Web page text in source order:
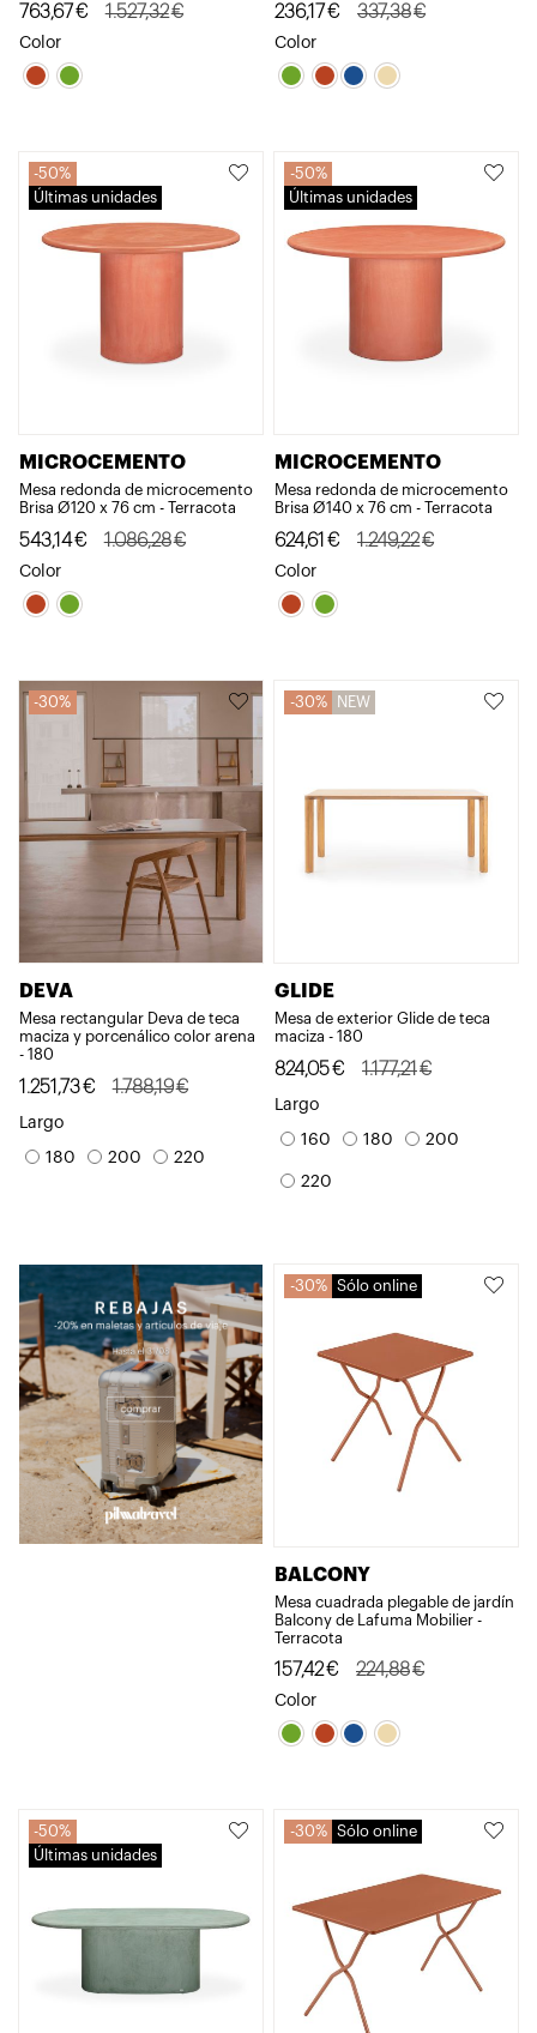
1.527,32€
El
precio
original
763,67€
El
precio
actual
Color
337,38€
El
precio
original
236,17€
El
precio
actual
Color
50%
Últimas unidades
MICROCEMENTO
Mesa redonda de microcemento
Brisa Ø120 x 76 cm - Terracota
1.086,28€
El
precio
original
543,14€
El
precio
actual
Color
50%
Últimas unidades
MICROCEMENTO
Mesa redonda de microcemento
Brisa Ø140 x 76 cm - Terracota
1.249,22€
El
precio
original
624,61 €
El
precio
actual
Color
30%
DEVA
Mesa rectangular Deva de teca
maciza y porcenálico color arena
- 180
1.788,19€
El
precio
original
1.251,73€
El
precio
actual
Largo
180 200 220
30% NEW
GLIDE
Mesa de exterior Glide de teca
maciza - 180
1.177,21€
El
precio
original
1.177,21€.
824,05€
El
precio
actual
824,05€.
Largo
160 180 200
220
30% Sólo online
BALCONY
Mesa cuadrada plegable de jardín
Balcony de Lafuma Mobilier -
Terracota
224,88€
El
precio
original
157,42€
El
precio
actual
Color
50%
Últimas unidades
30% Sólo online